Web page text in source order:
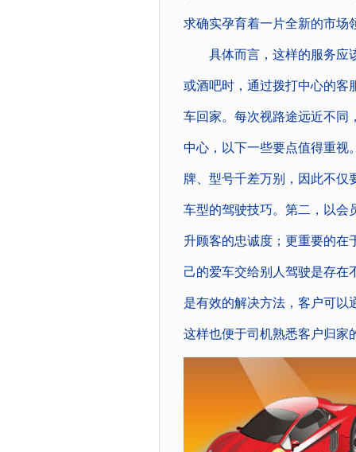
求确实孕育着一片全新的市
具体而言，这样的服务应该
或酒吧时，通过拨打中心的客
车回家。每次视路途远近不同
中心，以下一些要点值得重视
牌、型号千差万别，因此不仅
车型的驾驶技巧。第二，以会
升顾客的忠诚度；更重要的在
己的爱车交给别人驾驶是存在
是有效的解决方法，客户可以
这样也便于司机熟悉客户归家